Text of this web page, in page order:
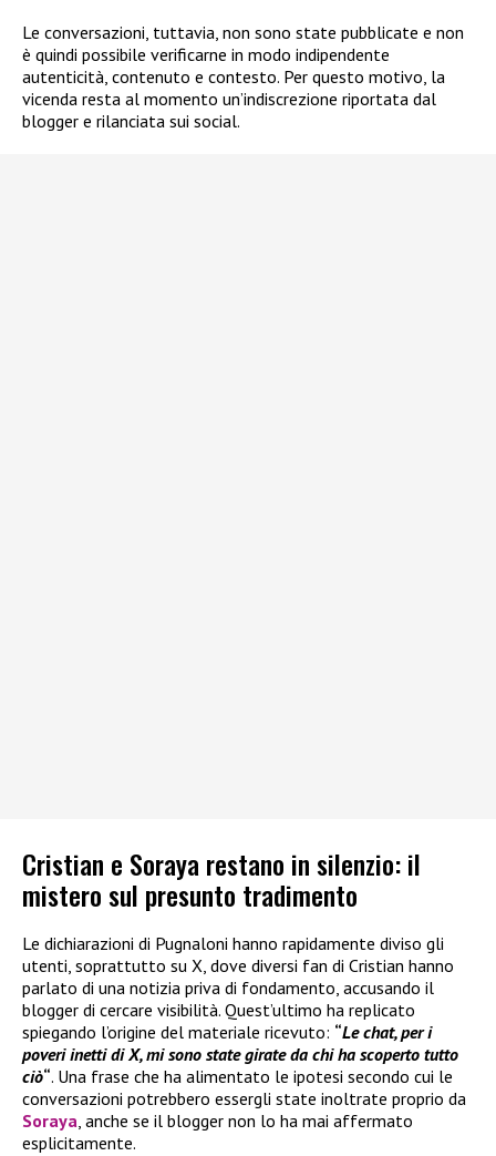
Le conversazioni, tuttavia, non sono state pubblicate e non
è quindi possibile verificarne in modo indipendente
autenticità, contenuto e contesto. Per questo motivo, la
vicenda resta al momento un’indiscrezione riportata dal
blogger e rilanciata sui social.
Cristian e Soraya restano in silenzio: il
mistero sul presunto tradimento
Le dichiarazioni di Pugnaloni hanno rapidamente diviso gli
utenti, soprattutto su X, dove diversi fan di Cristian hanno
parlato di una notizia priva di fondamento, accusando il
blogger di cercare visibilità. Quest’ultimo ha replicato
spiegando l’origine del materiale ricevuto: “Le chat, per i
poveri inetti di X, mi sono state girate da chi ha scoperto tutto
ciò“. Una frase che ha alimentato le ipotesi secondo cui le
conversazioni potrebbero essergli state inoltrate proprio da
Soraya, anche se il blogger non lo ha mai affermato
esplicitamente.